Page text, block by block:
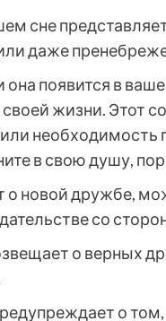
сне
даже
она появится в
жизни. Этот
необходимость
в свою душу,
о новой дружбе,
со
о верных
о